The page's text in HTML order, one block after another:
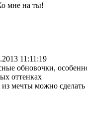
мне на ты!
11:11:19
обновочки,
оттенках
мечты можно сделать